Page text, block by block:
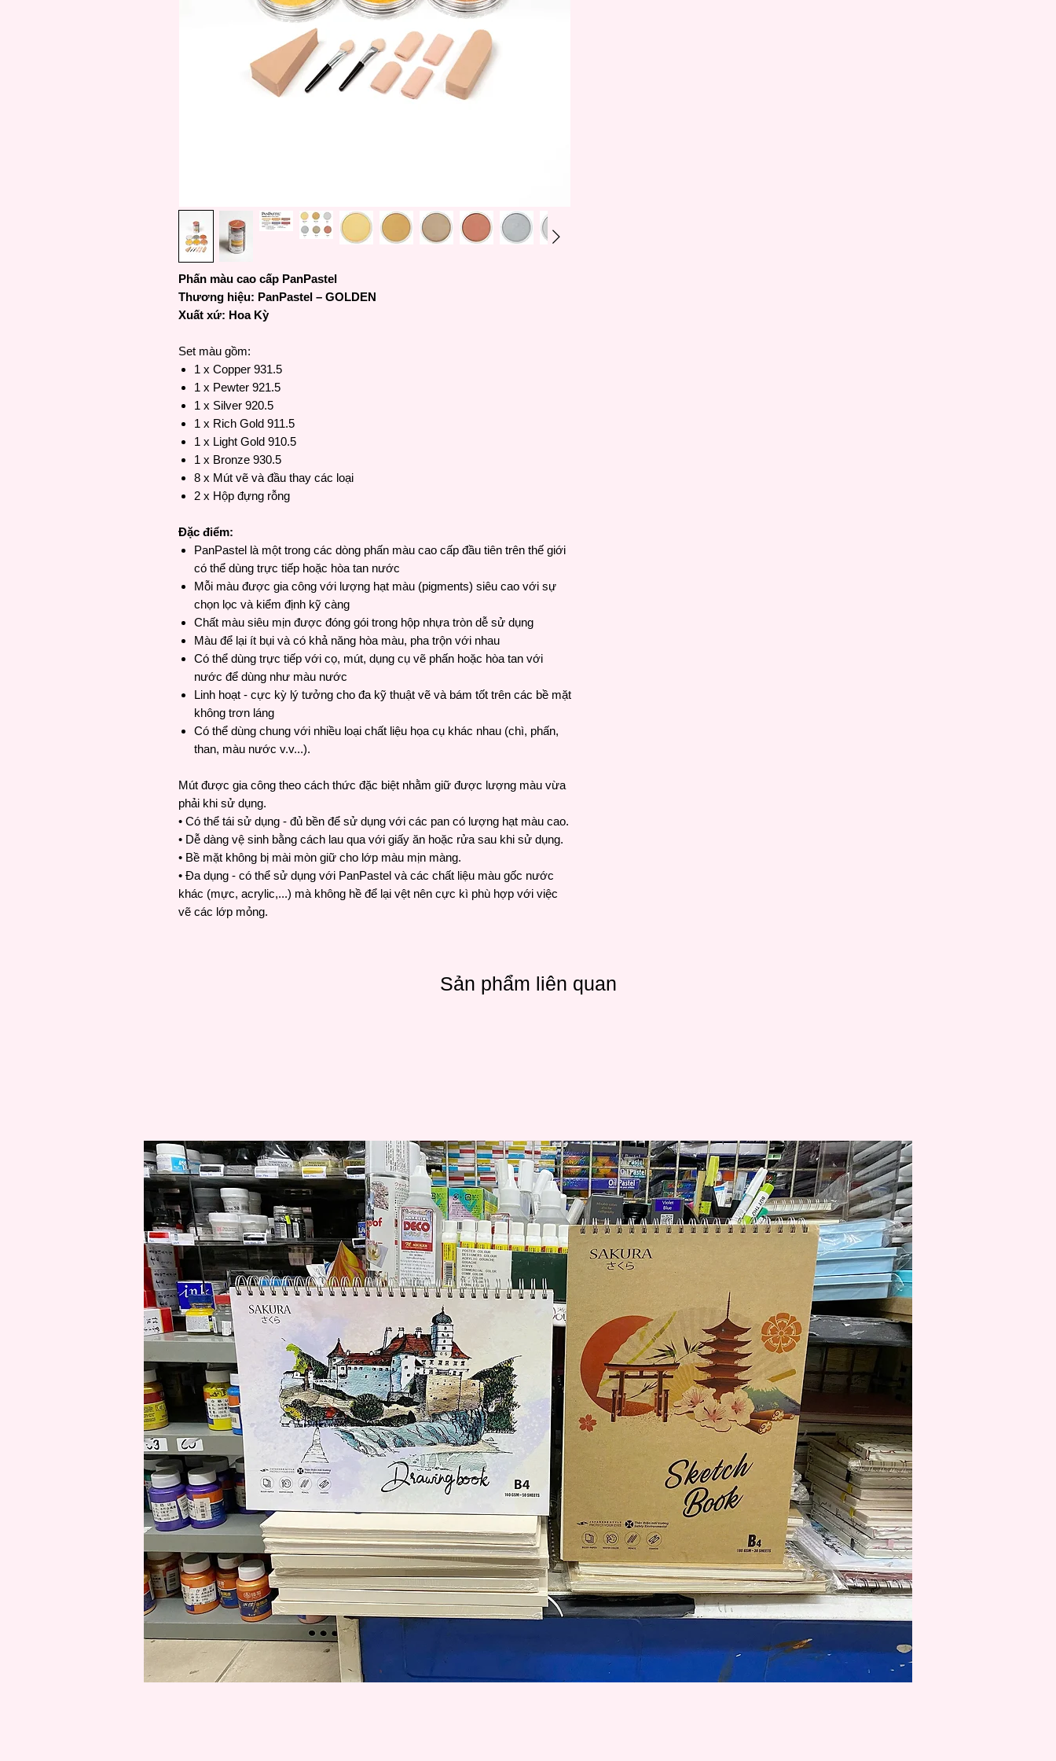
Phấn màu cao cấp PanPastel
Thương hiệu: PanPastel – GOLDEN
Xuất xứ: Hoa Kỳ
Set màu gồm:
1 x Copper 931.5
1 x Pewter 921.5
1 x Silver 920.5
1 x Rich Gold 911.5
1 x Light Gold 910.5
1 x Bronze 930.5
8 x Mút vẽ và đầu thay các loại
2 x Hộp đựng rỗng
Đặc điểm:
PanPastel là một trong các dòng phấn màu cao cấp đầu tiên trên thế giới
có thể dùng trực tiếp hoặc hòa tan nước
Mỗi màu được gia công với lượng hạt màu (pigments) siêu cao với sự
chọn lọc và kiểm định kỹ càng
Chất màu siêu mịn được đóng gói trong hộp nhựa tròn dễ sử dụng
Màu để lại ít bụi và có khả năng hòa màu, pha trộn với nhau
Có thể dùng trực tiếp với cọ, mút, dụng cụ vẽ phấn hoặc hòa tan với
nước để dùng như màu nước
Linh hoạt - cực kỳ lý tưởng cho đa kỹ thuật vẽ và bám tốt trên các bề mặt
không trơn láng
Có thể dùng chung với nhiều loại chất liệu họa cụ khác nhau (chì, phấn,
than, màu nước v.v...).
Mút được gia công theo cách thức đặc biệt nhằm giữ được lượng màu vừa
phải khi sử dụng.
• Có thể tái sử dụng - đủ bền để sử dụng với các pan có lượng hạt màu cao.
• Dễ dàng vệ sinh bằng cách lau qua với giấy ăn hoặc rửa sau khi sử dụng.
• Bề mặt không bị mài mòn giữ cho lớp màu mịn màng.
• Đa dụng - có thể sử dụng với PanPastel và các chất liệu màu gốc nước
khác (mực, acrylic,...) mà không hề để lại vệt nên cực kì phù hợp với việc
vẽ các lớp mỏng.
Sản phẩm liên quan